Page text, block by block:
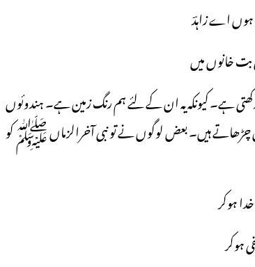
ہوں اے زاہدؔ
بت خانوں میں
ہے۔ کیونکہ یہ ان کے لئے ہم رنگ زمین ہے۔ ہندوئوں
ہیں۔ بعض لوگوں نے تو نبی آخرالزماں ﷺ کو
ہوکر
ہوکر